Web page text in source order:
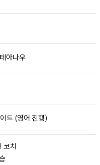
아나우
드 (영어 진행)
코치